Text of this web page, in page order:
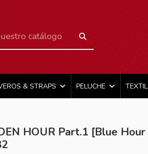
& STRAPS PELUCHE TEXTIL
HOUR Part.1 [Blue Hour